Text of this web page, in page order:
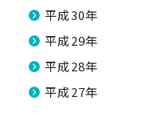
平成30年
平成29年
平成28年
平成27年